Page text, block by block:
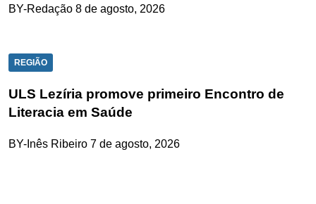
BY-Redação 8 de agosto, 2026
REGIÃO
ULS Lezíria promove primeiro Encontro de
Literacia em Saúde
BY-Inês Ribeiro 7 de agosto, 2026